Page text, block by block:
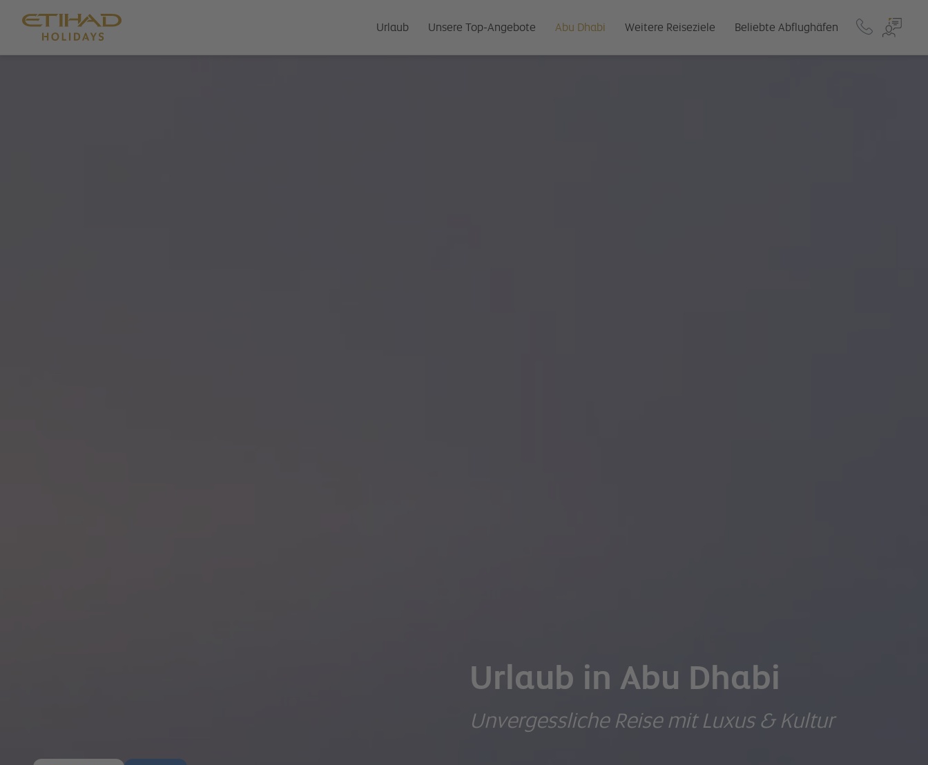
Urlaub Unsere Top-Angebote Abu Dhabi Weitere Reiseziele Beliebte Abflughäfen
Urlaub in Abu Dhabi
Unvergessliche Reise mit Luxus & Kultur